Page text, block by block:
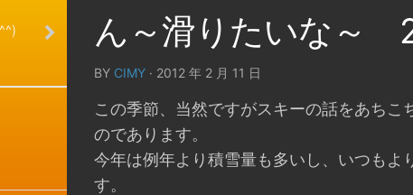
ん～滑りたいな～
BY CIMY · 2012 年 2 月 11 日
この季節、当然ですがスキーの話をあちこ
のであります。
今年は例年より積雪量も多いし、いつもよ
す。